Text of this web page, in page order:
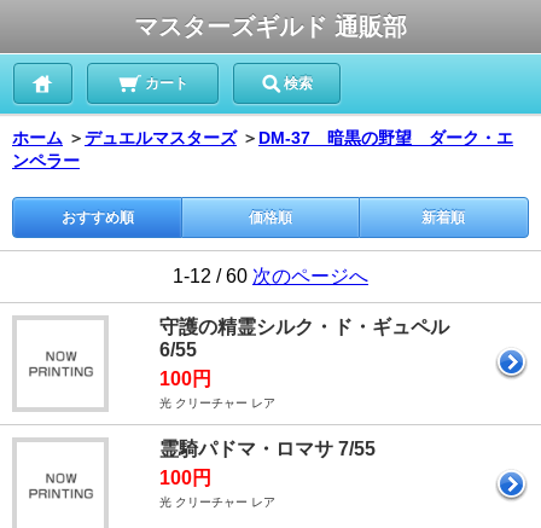
マスターズギルド 通販部
カート 検索
ホーム ＞デュエルマスターズ ＞ DM-37 暗黒の野望 ダーク・エ
ンペラー
おすすめ順 価格順 新着順
1-12 / 60 次のページへ
守護の精霊シルク・ド・ギュペル
6/55
100円
光 クリーチャー レア
霊騎パドマ・ロマサ 7/55
100円
光 クリーチャー レア